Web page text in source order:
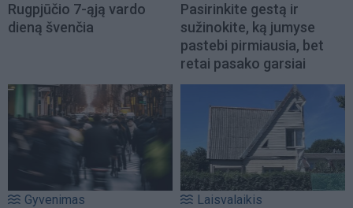
Rugpjūčio 7-ąją vardo
dieną švenčia
Pasirinkite gestą ir
sužinokite, ką jumyse
pastebi pirmiausia, bet
retai pasako garsiai
Gyvenimas Laisvalaikis